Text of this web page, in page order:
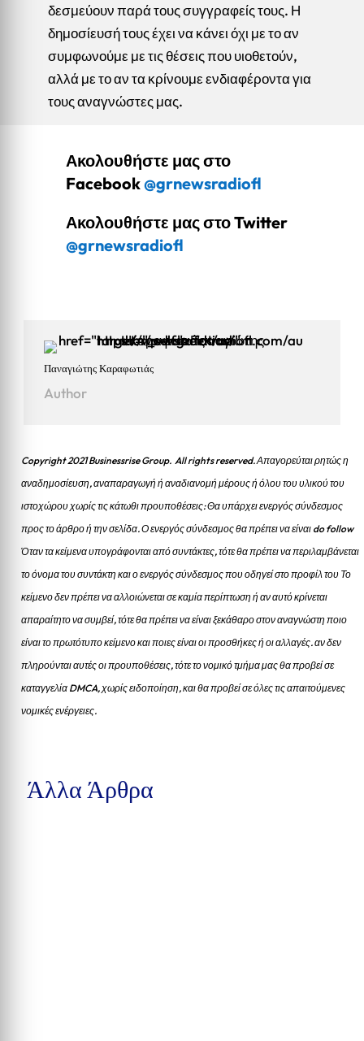
δεσμεύουν παρά τους συγγραφείς τους. Η
δημοσίευσή τους έχει να κάνει όχι με το αν
συμφωνούμε με τις θέσεις που υιοθετούν,
αλλά με το αν τα κρίνουμε ενδιαφέροντα για
τους αναγνώστες μας.
Ακολουθήστε μας στο
Facebook@grnewsradiofl
Ακολουθήστε μας στο Twitter
@grnewsradiofl
Παναγιώτης Καραφωτιάς
Author
Copyright 2021 Businessrise Group. All rights reserved. Απαγορεύται ρητώς η
αναδημοσίευση, αναπαραγωγή ή αναδιανομή μέρους ή όλου του υλικού του
ιστοχώρου χωρίς τις κάτωθι προυποθέσεις: Θα υπάρχει ενεργός σύνδεσμος
προς το άρθρο ή την σελίδα.Ο ενεργός σύνδεσμος θα πρέπει να είναι do follow
Όταν τα κείμενα υπογράφονται από συντάκτες, τότε θα πρέπει να περιλαμβάνεται
το όνομα του συντάκτη και ο ενεργός σύνδεσμος που οδηγεί στο προφίλ του Το
κείμενο δεν πρέπει να αλλοιώνεται σε καμία περίπτωση ή αν αυτό κρίνεται
απαραίτητο να συμβεί, τότε θα πρέπει να είναι ξεκάθαρο στον αναγνώστη ποιο
είναι το πρωτότυπο κείμενο και ποιες είναι οι προσθήκες ή οι αλλαγές. αν δεν
πληρούνται αυτές οι προυποθέσεις, τότε το νομικό τμήμα μας θα προβεί σε
καταγγελία DMCA, χωρίς ειδοποίηση, και θα προβεί σε όλες τις απαιτούμενες
νομικές ενέργειες.
Άλλα Άρθρα